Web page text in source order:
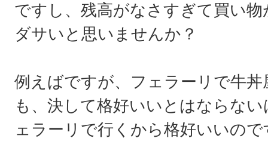
ですし、残高がなさすぎて買い
ダサいと思いませんか？
例えばですが、フェラーリで牛
も、決して格好いいとはならな
ェラーリで行くから格好いいので